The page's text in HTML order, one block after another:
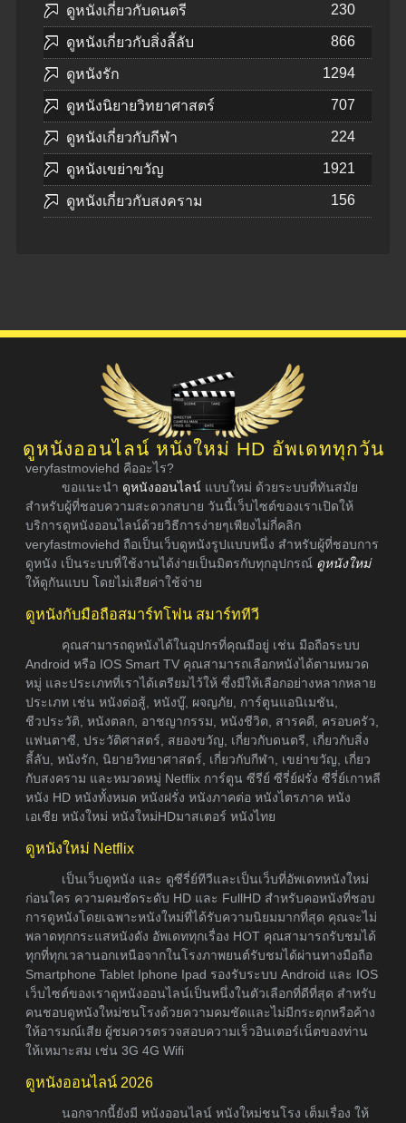
ดูหนังเกี่ยวกับดนตรี 230
ดูหนังเกี่ยวกับสิ่งลี้ลับ 866
ดูหนังรัก 1294
ดูหนังนิยายวิทยาศาสตร์ 707
ดูหนังเกี่ยวกับกีฬา 224
ดูหนังเขย่าขวัญ 1921
ดูหนังเกี่ยวกับสงคราม 156
ดูหนังออนไลน์ หนังใหม่ HD อัพเดททุกวัน
veryfastmoviehd คืออะไร?
ขอแนะนำ ดูหนังออนไลน์ แบบใหม่ ด้วยระบบที่ทันสมัย
สำหรับผู้ที่ชอบความสะดวกสบาย วันนี้เว็บไซต์ของเราเปิดให้
บริการดูหนังออนไลน์ด้วยวิธีการง่ายๆเพียงไม่กี่คลิก
veryfastmoviehd ถือเป็นเว็บดูหนังรูปแบบหนึ่ง สำหรับผู้ที่ชอบการ
ดูหนัง เป็นระบบที่ใช้งานได้ง่ายเป็นมิตรกับทุกอุปกรณ์ ดูหนังใหม่
ให้ดูกันแบบ โดยไม่เสียค่าใช้จ่าย
ดูหนังกับมือถือสมาร์ทโฟน สมาร์ททีวี
คุณสามารถดูหนังได้ในอุปกรที่คุณมีอยู่ เช่น มือถือระบบ
Android หรือ IOS Smart TV คุณสามารถเลือกหนังได้ตามหมวด
หมู่ และประเภทที่เราได้เตรียมไว้ให้ ซึ่งมีให้เลือกอย่างหลากหลาย
ประเภท เช่น หนังต่อสู้, หนังบู๊, ผจญภัย, การ์ตูนแอนิเมชัน,
ชีวประวัติ, หนังตลก, อาชญากรรม, หนังชีวิต, สารคดี, ครอบครัว,
แฟนตาซี, ประวัติศาสตร์, สยองขวัญ, เกี่ยวกับดนตรี, เกี่ยวกับสิ่ง
ลี้ลับ, หนังรัก, นิยายวิทยาศาสตร์, เกี่ยวกับกีฬา, เขย่าขวัญ, เกี่ยว
กับสงคราม และหมวดหมู่ Netflix การ์ตูน ซีรีย์ ซีรี่ย์ฝรั่ง ซีรี่ย์เกาหลี
หนัง HD หนังทั้งหมด หนังฝรั่ง หนังภาคต่อ หนังไตรภาค หนัง
เอเชีย หนังใหม่ หนังใหม่HDมาสเตอร์ หนังไทย
ดูหนังใหม่ Netflix
เป็นเว็บดูหนัง และ ดูซีรี่ย์ทีวีและเป็นเว็บที่อัพเดทหนังใหม่
ก่อนใคร ความคมชัดระดับ HD และ FullHD สำหรับคอหนังที่ชอบ
การดูหนังโดยเฉพาะหนังใหม่ที่ได้รับความนิยมมากที่สุด คุณจะไม่
พลาดทุกกระแสหนังดัง อัพเดททุกเรื่อง HOT คุณสามารถรับชมได้
ทุกที่ทุกเวลานอกเหนือจากในโรงภาพยนต์รับชมได้ผ่านทางมือถือ
Smartphone Tablet Iphone Ipad รองรับระบบ Android และ IOS
เว็บไซต์ของเราดูหนังออนไลน์เป็นหนึ่งในตัวเลือกที่ดีที่สุด สำหรับ
คนชอบดูหนังใหม่ชนโรงด้วยความคมชัดและไม่มีกระตุกหรือค้าง
ให้อารมณ์เสีย ผู้ชมควรตรวจสอบความเร็วอินเตอร์เน็ตของท่าน
ให้เหมาะสม เช่น 3G 4G Wifi
ดูหนังออนไลน์ 2026
นอกจากนี้ยังมี หนังออนไลน์ หนังใหม่ชนโรง เต็มเรื่อง ให้